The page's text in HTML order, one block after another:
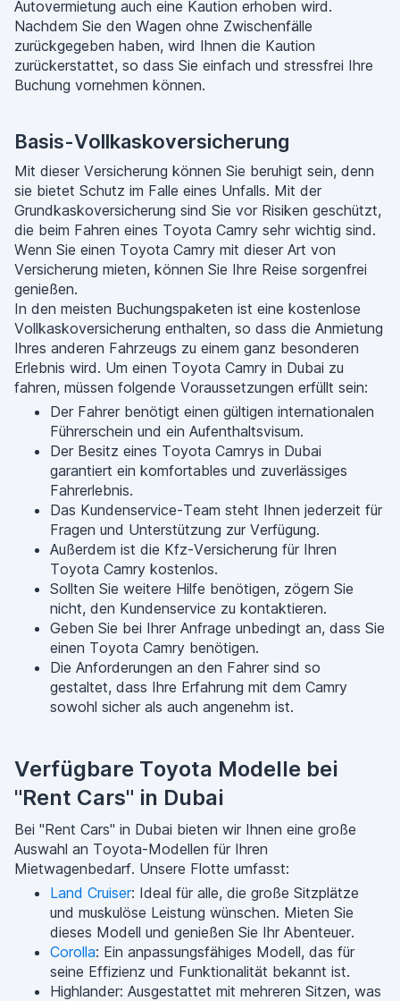
Autovermietung auch eine Kaution erhoben wird.
Nachdem Sie den Wagen ohne Zwischenfälle
zurückgegeben haben, wird Ihnen die Kaution
zurückerstattet, so dass Sie einfach und stressfrei Ihre
Buchung vornehmen können.
Basis-Vollkaskoversicherung
Mit dieser Versicherung können Sie beruhigt sein, denn
sie bietet Schutz im Falle eines Unfalls. Mit der
Grundkaskoversicherung sind Sie vor Risiken geschützt,
die beim Fahren eines Toyota Camry sehr wichtig sind.
Wenn Sie einen Toyota Camry mit dieser Art von
Versicherung mieten, können Sie Ihre Reise sorgenfrei
genießen.
In den meisten Buchungspaketen ist eine kostenlose
Vollkaskoversicherung enthalten, so dass die Anmietung
Ihres anderen Fahrzeugs zu einem ganz besonderen
Erlebnis wird. Um einen Toyota Camry in Dubai zu
fahren, müssen folgende Voraussetzungen erfüllt sein:
Der Fahrer benötigt einen gültigen internationalen
Führerschein und ein Aufenthaltsvisum.
Der Besitz eines Toyota Camrys in Dubai
garantiert ein komfortables und zuverlässiges
Fahrerlebnis.
Das Kundenservice-Team steht Ihnen jederzeit für
Fragen und Unterstützung zur Verfügung.
Außerdem ist die Kfz-Versicherung für Ihren
Toyota Camry kostenlos.
Sollten Sie weitere Hilfe benötigen, zögern Sie
nicht, den Kundenservice zu kontaktieren.
Geben Sie bei Ihrer Anfrage unbedingt an, dass Sie
einen Toyota Camry benötigen.
Die Anforderungen an den Fahrer sind so
gestaltet, dass Ihre Erfahrung mit dem Camry
sowohl sicher als auch angenehm ist.
Verfügbare Toyota Modelle bei
"Rent Cars" in Dubai
Bei "Rent Cars" in Dubai bieten wir Ihnen eine große
Auswahl an Toyota-Modellen für Ihren
Mietwagenbedarf. Unsere Flotte umfasst:
Land Cruiser: Ideal für alle, die große Sitzplätze
und muskulöse Leistung wünschen. Mieten Sie
dieses Modell und genießen Sie Ihr Abenteuer.
Corolla: Ein anpassungsfähiges Modell, das für
seine Effizienz und Funktionalität bekannt ist.
Highlander: Ausgestattet mit mehreren Sitzen, was